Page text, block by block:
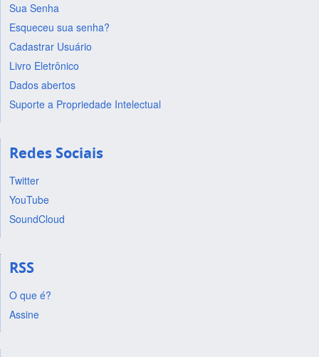
Sua Senha
Esqueceu sua senha?
Cadastrar Usuário
Livro Eletrônico
Dados abertos
Suporte a Propriedade Intelectual
Redes Sociais
Twitter
YouTube
SoundCloud
RSS
O que é?
Assine